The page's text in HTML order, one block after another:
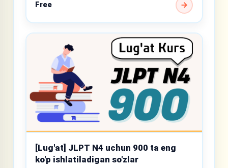
Free
[Lug'at] JLPT N4 uchun 900 ta eng
ko'p ishlatiladigan so'zlar